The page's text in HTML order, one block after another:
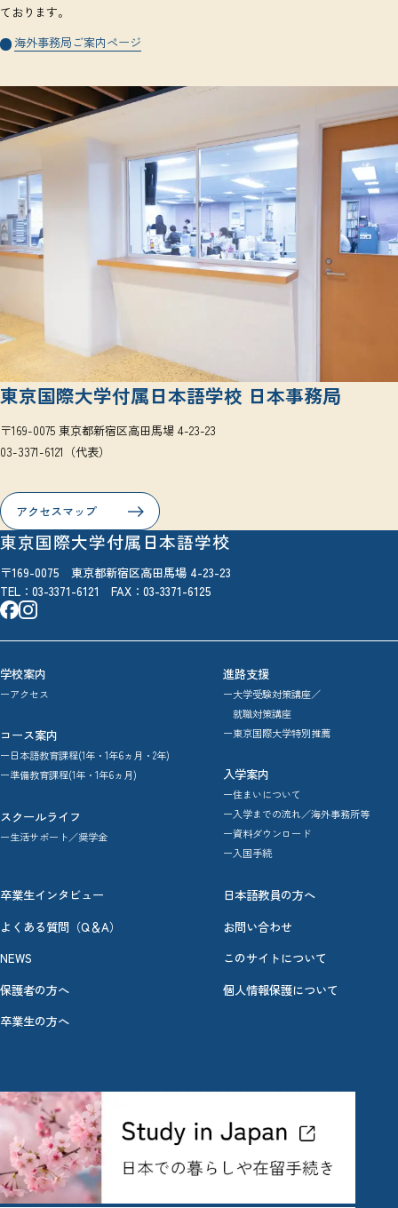
ております。
海外事務局ご案内ページ
東京国際大学付属日本語学校 日本事務局
〒169-0075 東京都新宿区高田馬場 4-23-23
03-3371-6121（代表）
アクセスマップ
東京国際大学付属日本語学校
〒169-0075 東京都新宿区高田馬場 4-23-23
TEL： 03-3371-6121 FAX：03-3371-6125
学校案内
ーアクセス
コース案内
ー日本語教育課程(1年・1年6ヵ月・2年)
ー準備教育課程(1年・1年6ヵ月)
スクールライフ
ー生活サポート／奨学金
進路支援
ー大学受験対策講座／
就職対策講座
ー東京国際大学特別推薦
入学案内
ー住まいについて
ー入学までの流れ／海外事務所等
ー資料ダウンロード
ー入国手続
卒業生インタビュー
よくある質問（Q＆A）
NEWS
保護者の方へ
卒業生の方へ
日本語教員の方へ
お問い合わせ
このサイトについて
個人情報保護について